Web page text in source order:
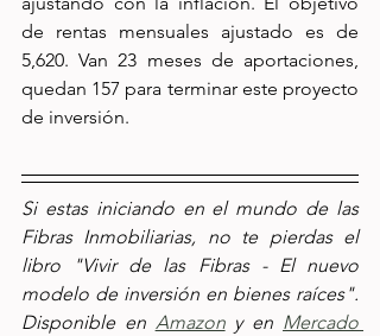
de rentas mensuales ajustado es de
5,620. Van 23 meses de aportaciones,
quedan 157 para terminar este proyecto
de inversión.
Si estas iniciando en el mundo de las
Fibras Inmobiliarias, no te pierdas el
libro "Vivir de las Fibras - El nuevo
modelo de inversión en bienes raíces".
Disponible en Amazon y en Mercado